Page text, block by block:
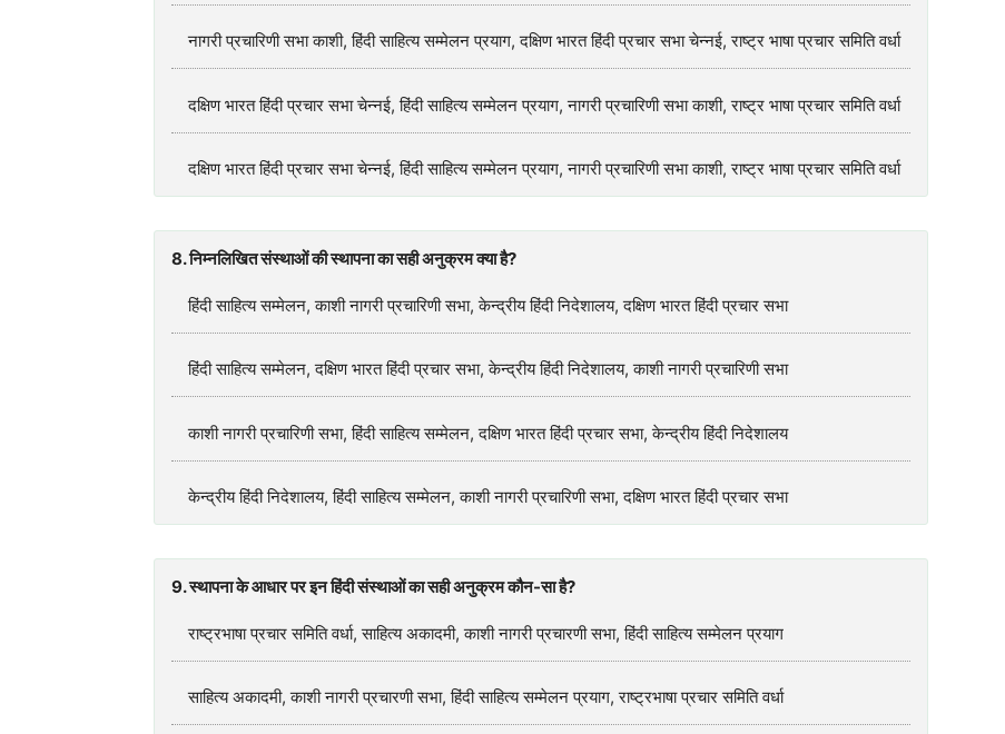
नागरी प्रचारिणी सभा काशी, हिंदी साहित्य सम्मेलन प्रयाग, दक्षिण भारत हिंदी प्रचार सभा चेन्नई, राष्ट्र भाषा प्रचार समिति वर्धा
दक्षिण भारत हिंदी प्रचार सभा चेन्नई, हिंदी साहित्य सम्मेलन प्रयाग, नागरी प्रचारिणी सभा काशी, राष्ट्र भाषा प्रचार समिति वर्धा
दक्षिण भारत हिंदी प्रचार सभा चेन्नई, हिंदी साहित्य सम्मेलन प्रयाग, नागरी प्रचारिणी सभा काशी, राष्ट्र भाषा प्रचार समिति वर्धा
8. निम्नलिखित संस्थाओं की स्थापना का सही अनुक्रम क्या है?
हिंदी साहित्य सम्मेलन, काशी नागरी प्रचारिणी सभा, केन्द्रीय हिंदी निदेशालय, दक्षिण भारत हिंदी प्रचार सभा
हिंदी साहित्य सम्मेलन, दक्षिण भारत हिंदी प्रचार सभा, केन्द्रीय हिंदी निदेशालय, काशी नागरी प्रचारिणी सभा
काशी नागरी प्रचारिणी सभा, हिंदी साहित्य सम्मेलन, दक्षिण भारत हिंदी प्रचार सभा, केन्द्रीय हिंदी निदेशालय
केन्द्रीय हिंदी निदेशालय, हिंदी साहित्य सम्मेलन, काशी नागरी प्रचारिणी सभा, दक्षिण भारत हिंदी प्रचार सभा
9. स्थापना के आधार पर इन हिंदी संस्थाओं का सही अनुक्रम कौन-सा है?
राष्ट्रभाषा प्रचार समिति वर्धा, साहित्य अकादमी, काशी नागरी प्रचारणी सभा, हिंदी साहित्य सम्मेलन प्रयाग
साहित्य अकादमी, काशी नागरी प्रचारणी सभा, हिंदी साहित्य सम्मेलन प्रयाग, राष्ट्रभाषा प्रचार समिति वर्धा